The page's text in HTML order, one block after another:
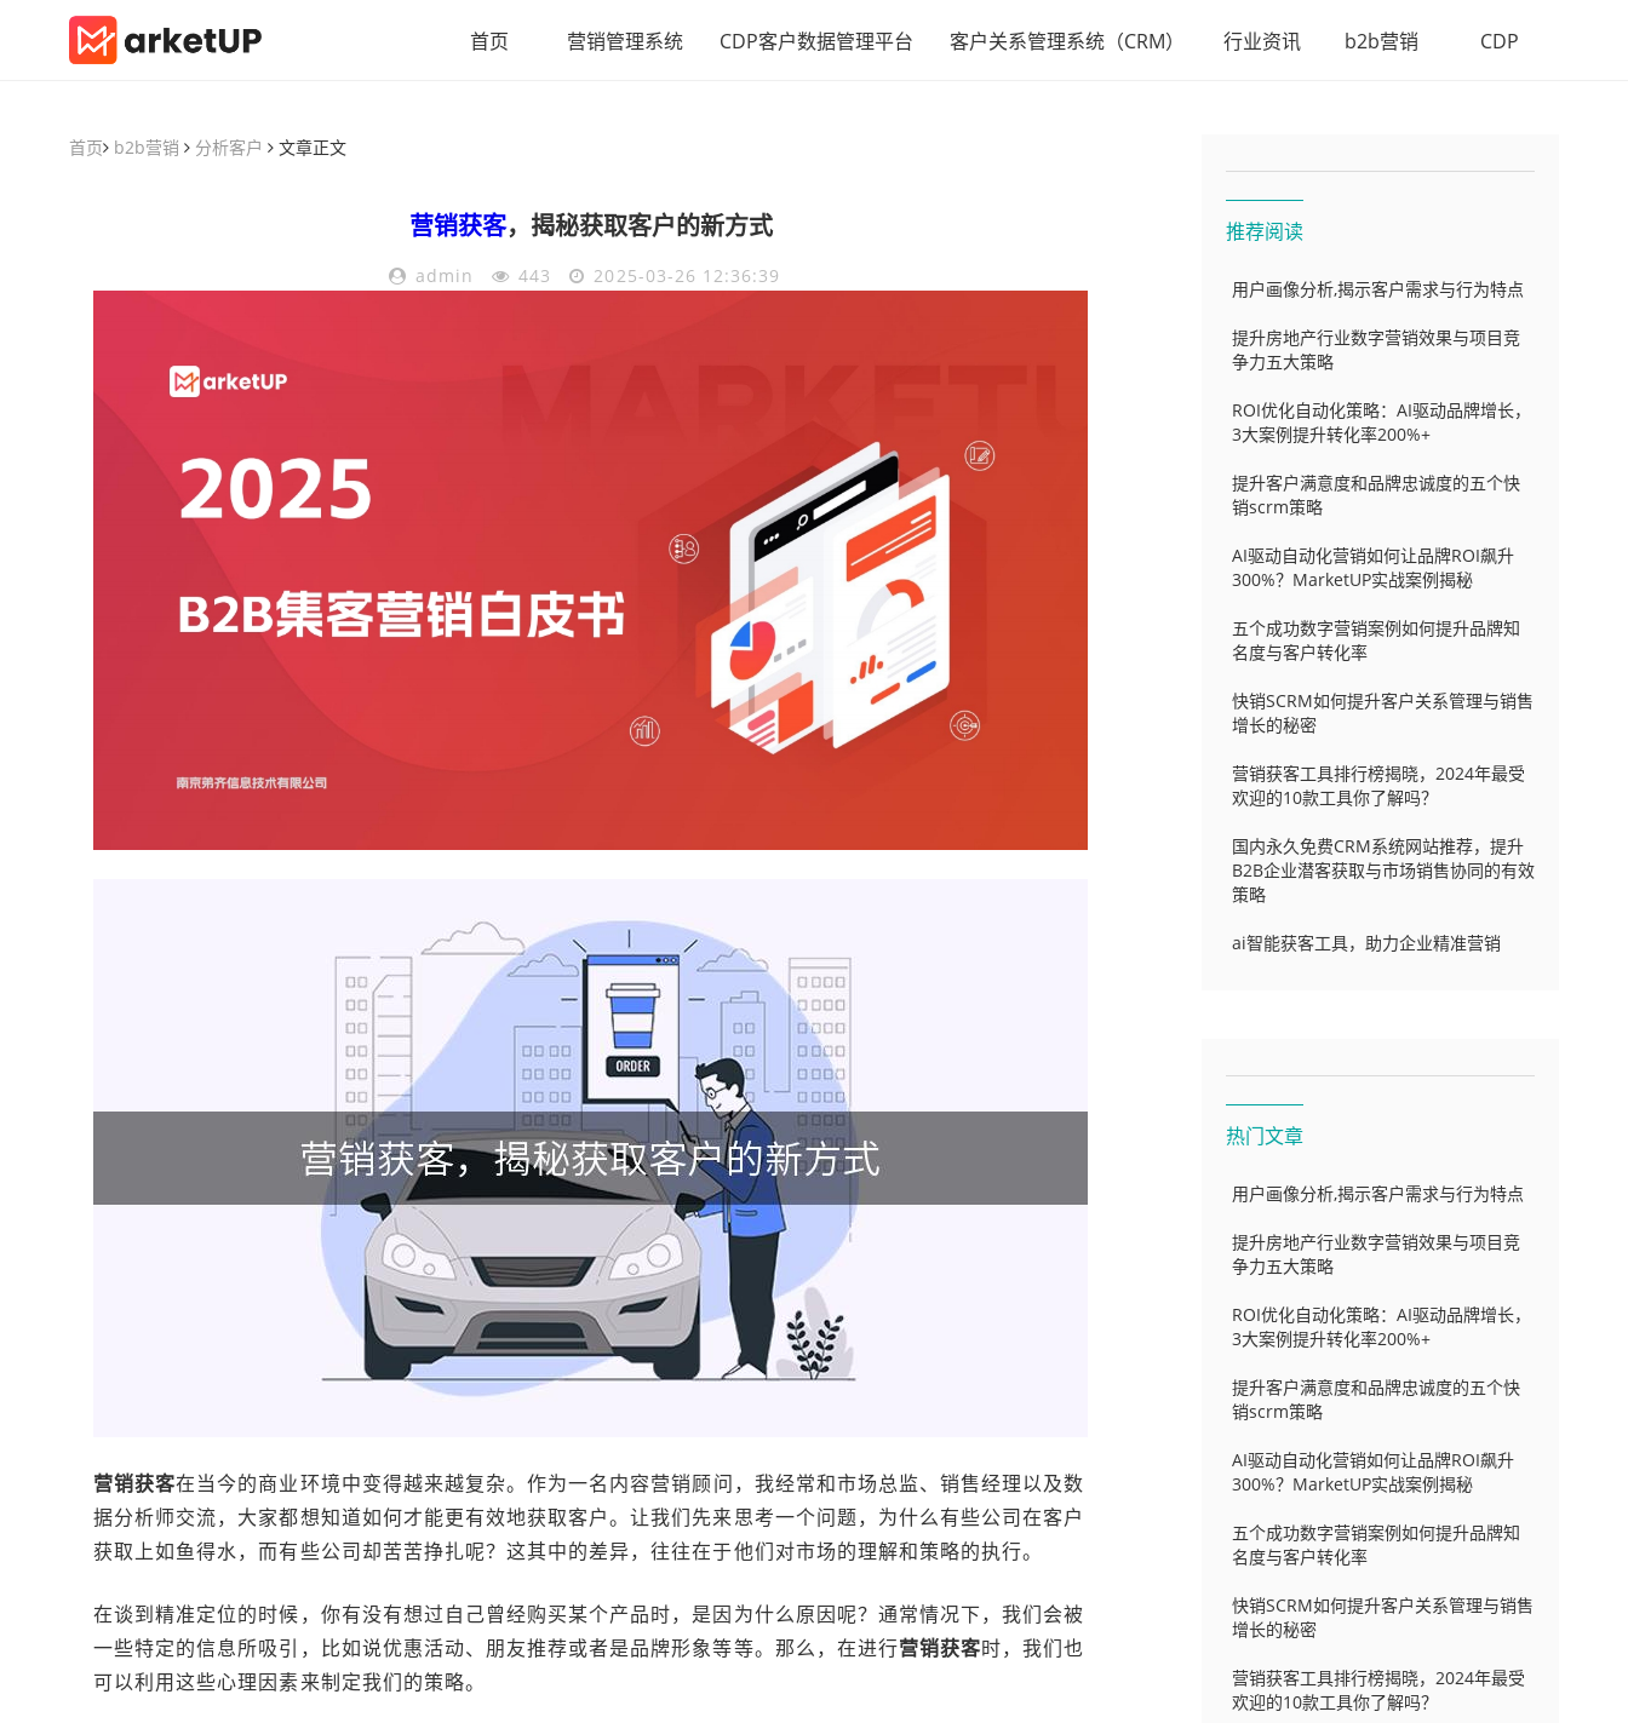
首页 营销管理系统 CDP客户数据管理平台 客户关系管理系统（CRM） 行业资讯 b2b营销 CDP
首页 b2b营销 分析客户 文章正文
营销获客，揭秘获取客户的新方式
admin 443 2025-03-26 12:36:39
营销获客在当今的商业环境中变得越来越复杂。作为一名内容营销顾问，我经常和市场总监、销售经理以及数
据分析师交流，大家都想知道如何才能更有效地获取客户。让我们先来思考一个问题，为什么有些公司在客户
获取上如鱼得水，而有些公司却苦苦挣扎呢？这其中的差异，往往在于他们对市场的理解和策略的执行。
在谈到精准定位的时候，你有没有想过自己曾经购买某个产品时，是因为什么原因呢？通常情况下，我们会被
一些特定的信息所吸引，比如说优惠活动、朋友推荐或者是品牌形象等等。那么，在进行营销获客时，我们也
可以利用这些心理因素来制定我们的策略。
推荐阅读
用户画像分析,揭示客户需求与行为特点
提升房地产行业数字营销效果与项目竞
争力五大策略
ROI优化自动化策略：AI驱动品牌增长，
3大案例提升转化率200%+
提升客户满意度和品牌忠诚度的五个快
销scrm策略
AI驱动自动化营销如何让品牌ROI飙升
300%？MarketUP实战案例揭秘
五个成功数字营销案例如何提升品牌知
名度与客户转化率
快销SCRM如何提升客户关系管理与销售
增长的秘密
营销获客工具排行榜揭晓，2024年最受
欢迎的10款工具你了解吗？
国内永久免费CRM系统网站推荐，提升
B2B企业潜客获取与市场销售协同的有效
策略
ai智能获客工具，助力企业精准营销
热门文章
用户画像分析,揭示客户需求与行为特点
提升房地产行业数字营销效果与项目竞
争力五大策略
ROI优化自动化策略：AI驱动品牌增长，
3大案例提升转化率200%+
提升客户满意度和品牌忠诚度的五个快
销scrm策略
AI驱动自动化营销如何让品牌ROI飙升
300%？MarketUP实战案例揭秘
五个成功数字营销案例如何提升品牌知
名度与客户转化率
快销SCRM如何提升客户关系管理与销售
增长的秘密
营销获客工具排行榜揭晓，2024年最受
欢迎的10款工具你了解吗？